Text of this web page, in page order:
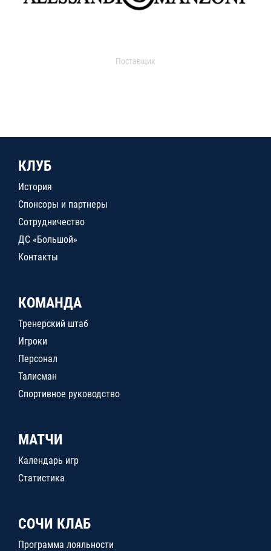
Поставщик
КЛУБ
История
Спонсоры и партнеры
Сотрудничество
ДС «Большой»
Контакты
КОМАНДА
Тренерский штаб
Игроки
Персонал
Талисман
Спортивное руководство
МАТЧИ
Календарь игр
Статистика
СОЧИ КЛАБ
Программа лояльности